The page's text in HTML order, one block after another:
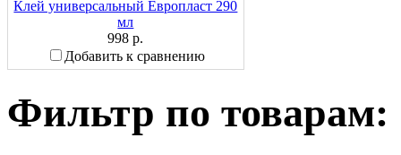
Клей универсальный Европласт 290
мл
998 р.
Добавить к сравнению
Фильтр по товарам: